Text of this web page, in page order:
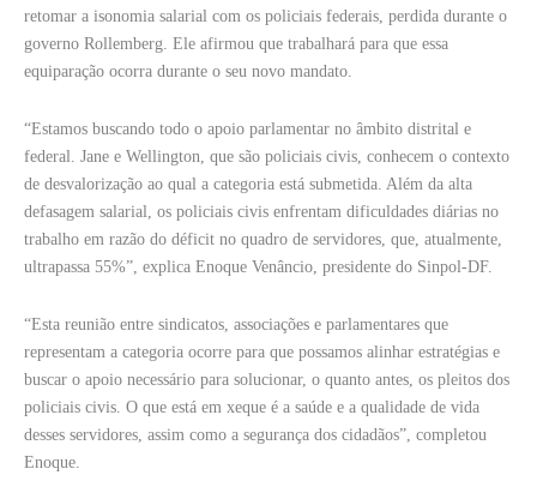
retomar a isonomia salarial com os policiais federais, perdida durante o
governo Rollemberg. Ele afirmou que trabalhará para que essa
equiparação ocorra durante o seu novo mandato.
“Estamos buscando todo o apoio parlamentar no âmbito distrital e
federal. Jane e Wellington, que são policiais civis, conhecem o contexto
de desvalorização ao qual a categoria está submetida. Além da alta
defasagem salarial, os policiais civis enfrentam dificuldades diárias no
trabalho em razão do déficit no quadro de servidores, que, atualmente,
ultrapassa 55%”, explica Enoque Venâncio, presidente do Sinpol-DF.
“Esta reunião entre sindicatos, associações e parlamentares que
representam a categoria ocorre para que possamos alinhar estratégias e
buscar o apoio necessário para solucionar, o quanto antes, os pleitos dos
policiais civis. O que está em xeque é a saúde e a qualidade de vida
desses servidores, assim como a segurança dos cidadãos”, completou
Enoque.